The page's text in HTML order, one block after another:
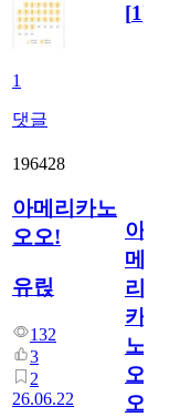
1
댓글
[1]
196428
아메리카노
오오!
유릱
132
3
2
26.06.22
아
메
리
카
노
오
오!